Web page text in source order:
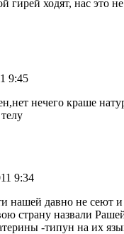
гирей ходят, нас это
9:45
нечего краше
9:34
нашей давно не сеют
страну назвали
-типун на их